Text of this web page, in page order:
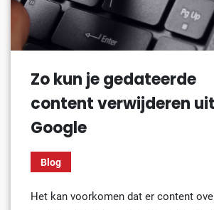
Zo kun je gedateerde
content verwijderen uit
Google
Blog
Het kan voorkomen dat er content